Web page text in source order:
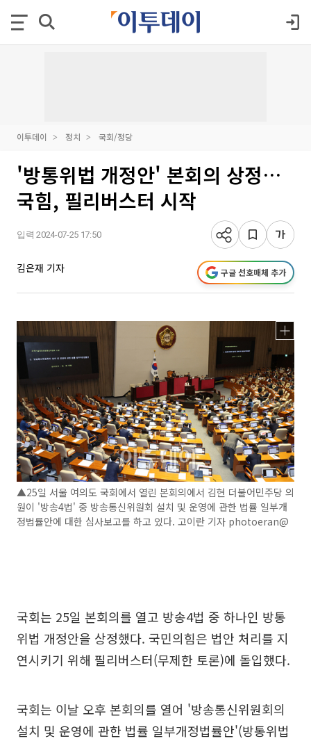
이투데이 정치 국회/정당
'방통위법 개정안' 본회의 상정…
국힘, 필리버스터 시작
입력 2024-07-25 17:50
김은재 기자 구글 선호매체 추가
▲25일 서울 여의도 국회에서 열린 본회의에서 김현 더불어민주당 의
원이 '방송4법' 중 방송통신위원회 설치 및 운영에 관한 법률 일부개
정법률안에 대한 심사보고를 하고 있다. 고이란 기자 photoeran@
국회는 25일 본회의를 열고 방송4법 중 하나인 방통
위법 개정안을 상정했다. 국민의힘은 법안 처리를 지
연시키기 위해 필리버스터(무제한 토론)에 돌입했다.
국회는 이날 오후 본회의를 열어 '방송통신위원회의
설치 및 운영에 관한 법률 일부개정법률안'(방통위법